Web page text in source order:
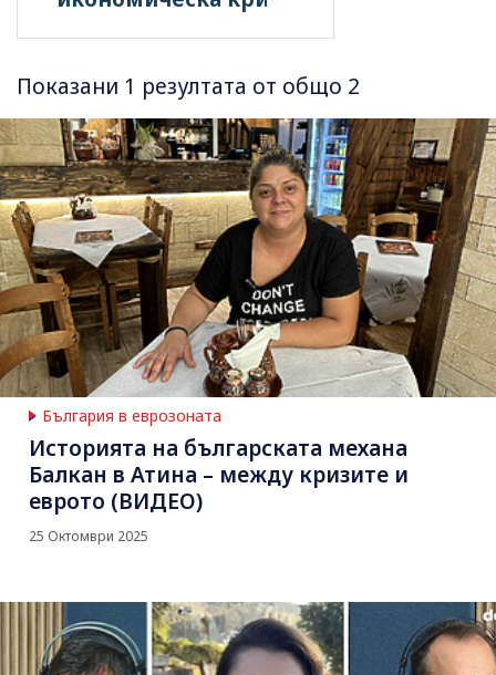
Показани 1 резултата от общо 2
България в еврозоната
Историята на българската механа
Балкан в Атина – между кризите и
еврото (ВИДЕО)
25 Октомври 2025